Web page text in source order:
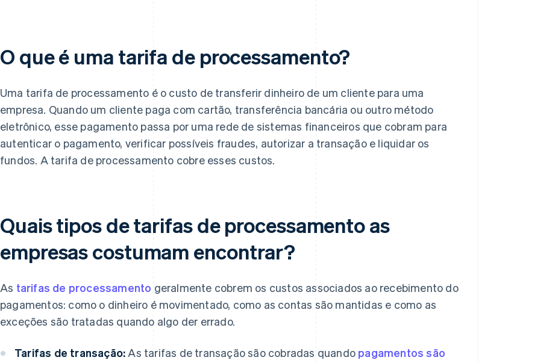
O que é uma tarifa de processamento?
Uma tarifa de processamento é o custo de transferir dinheiro de um cliente para uma
empresa. Quando um cliente paga com cartão, transferência bancária ou outro método
eletrônico, esse pagamento passa por uma rede de sistemas financeiros que cobram para
autenticar o pagamento, verificar possíveis fraudes, autorizar a transação e liquidar os
fundos. A tarifa de processamento cobre esses custos.
Quais tipos de tarifas de processamento as
empresas costumam encontrar?
As tarifas de processamento geralmente cobrem os custos associados ao recebimento do
pagamentos: como o dinheiro é movimentado, como as contas são mantidas e como as
exceções são tratadas quando algo der errado.
Tarifas de transação: As tarifas de transação são cobradas quando pagamentos são